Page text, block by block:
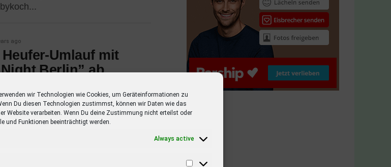
wir Technologien wie Cookies, um Geräteinformationen zu
Du diesen Technologien zustimmst, können wir Daten wie das
Website verarbeiten. Wenn Du deine Zustimmung nicht erteilst oder
und Funktionen beeinträchtigt werden.
Always active
ago
Umlauf mit
Berlin” ab
Umlauf ist mit seiner Sendung